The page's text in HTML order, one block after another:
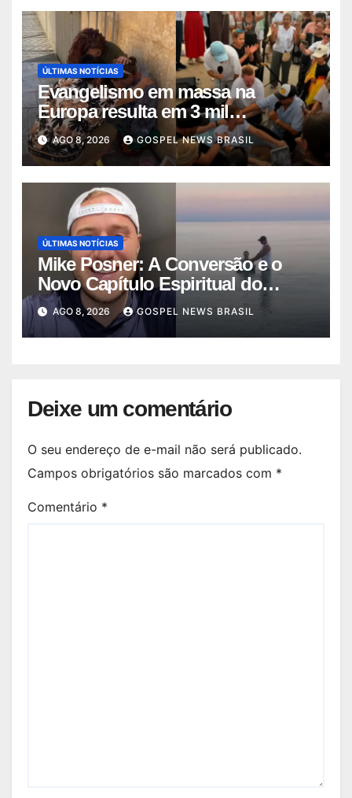
ÚLTIMAS NOTÍCIAS
Evangelismo em massa na
Europa resulta em 3 mil
conversões: um fen…
AGO 8, 2026 GOSPEL NEWS BRASIL
ÚLTIMAS NOTÍCIAS
Mike Posner: A Conversão e o
Novo Capítulo Espiritual do
Cantor
AGO 8, 2026 GOSPEL NEWS BRASIL
Deixe um comentário
O seu endereço de e-mail não será publicado.
Campos obrigatórios são marcados com *
Comentário *